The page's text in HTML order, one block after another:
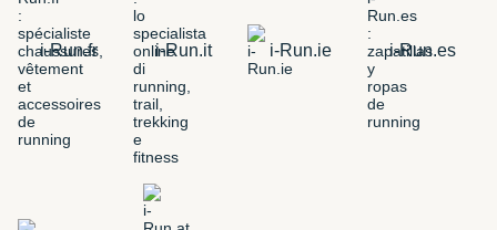
i-Run.fr i-Run.it i-Run.ie i-Run.es